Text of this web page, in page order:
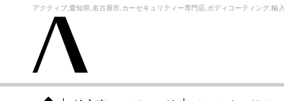
アクティブ,愛知県,名古屋市,カーセキュリティー専門店,ボディコーティング,輸